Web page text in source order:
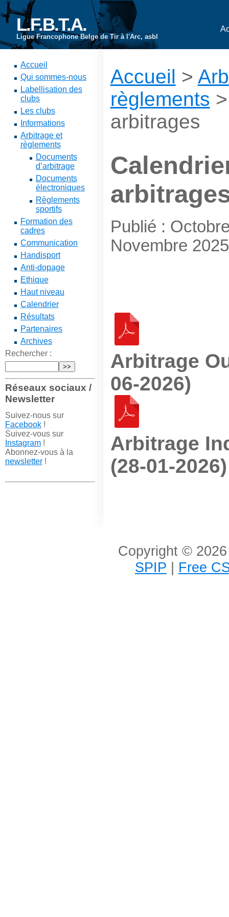
L.F.B.T.A.
Ligue Francophone Belge de Tir à l'Arc, asbl
Accueil
Qui sommes-nous
Labellisation des
clubs
Les clubs
Informations
Arbitrage et
règlements
Documents
d’arbitrage
Documents
électroniques
Règlements
sportifs
Formation des
cadres
Communication
Handisport
Anti-dopage
Ethique
Haut niveau
Calendrier
Résultats
Partenaires
Archives
Rechercher :
Réseaux sociaux /
Newsletter
Suivez-nous sur
Facebook!
Suivez-vous sur
Instagram!
Abonnez-vous à la
newsletter!
Accueil >
règlements
arbitrages
Publié :
Novembre 2025
Arbitrage
06-2026)
Arbitrage
(28-01-2026)
Copyright ©
SPIP | Free